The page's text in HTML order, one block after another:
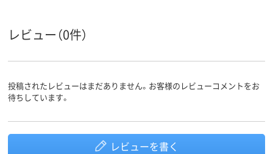
レビュー（0件）
投稿されたレビューはまだありません。お客様のレビューコメントをお
待ちしています。
レビューを書く